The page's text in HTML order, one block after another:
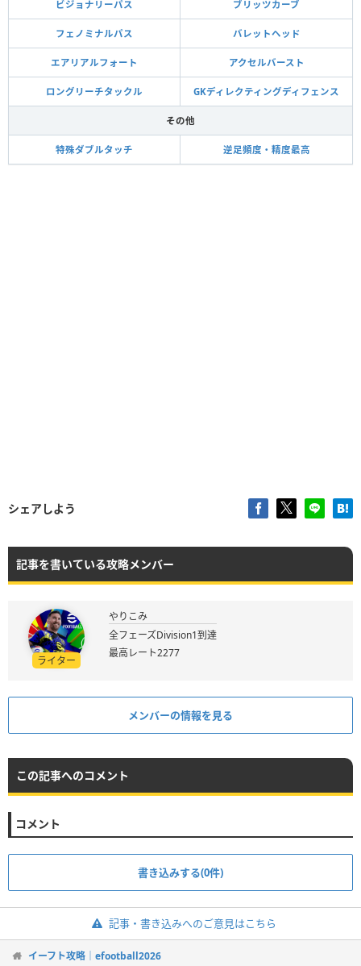
ビジョナリーパス ブリッツカーブ
フェノミナルパス バレットヘッド
エアリアルフォート アクセルバースト
ロングリーチタックル GKディレクティングディフェンス
その他
特殊ダブルタッチ 逆足頻度・精度最高
シェアしよう
記事を書いている攻略メンバー
ライター
やりこみ
全フェーズDivision1到達
最高レート2277
メンバーの情報を見る
この記事へのコメント
コメント
書き込みする(0件)
記事・書き込みへのご意見はこちら
イーフト攻略｜efootball2026